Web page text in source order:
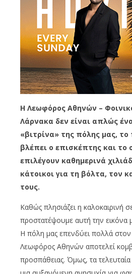
Η Λεωφόρος Αθηνών –
Λάρνακα δεν είναι απλώς
«βιτρίνα» της πόλης μας,
βλέπει ο επισκέπτης και το
επιλέγουν καθημερινά
κάτοικοι για τη βόλτα, τον
τους.
Καθώς πλησιάζει η καλοκαιρινή
προστατέψουμε αυτή την εικόνα
Η πόλη μας επενδύει πολλά στον
Λεωφόρος Αθηνών αποτελεί
προσπάθειας. Όμως, τα τελευταία